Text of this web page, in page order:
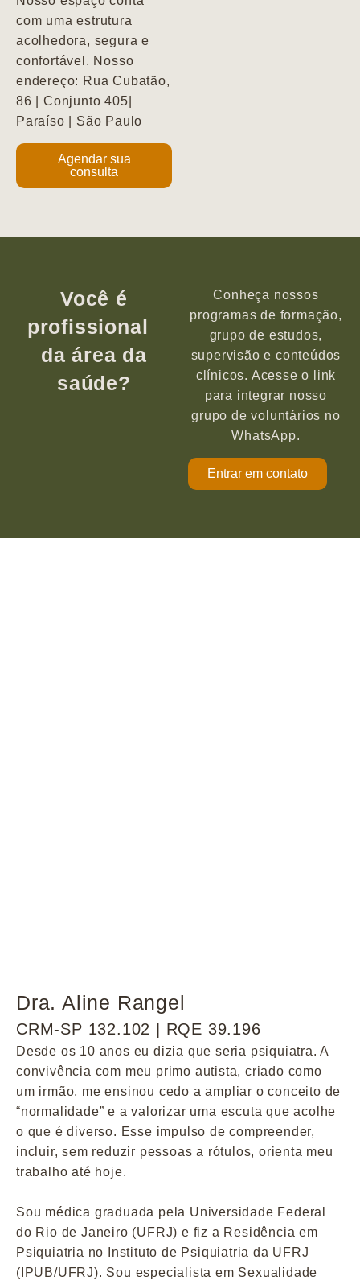
com uma estrutura
acolhedora, segura e
confortável. Nosso
endereço: Rua Cubatão,
86 | Conjunto 405|
Paraíso | São Paulo
Agendar sua
consulta
Você é
profissional
da área da
saúde?
Conheça nossos
programas de formação,
grupo de estudos,
supervisão e conteúdos
clínicos. Acesse o link
para integrar nosso
grupo de voluntários no
WhatsApp.
Entrar em contato
Dra. Aline Rangel
CRM-SP 132.102 | RQE 39.196
Desde os 10 anos eu dizia que seria psiquiatra. A
convivência com meu primo autista, criado como
um irmão, me ensinou cedo a ampliar o conceito de
“normalidade” e a valorizar uma escuta que acolhe
o que é diverso. Esse impulso de compreender,
incluir, sem reduzir pessoas a rótulos, orienta meu
trabalho até hoje.
Sou médica graduada pela Universidade Federal
do Rio de Janeiro (UFRJ) e fiz a Residência em
Psiquiatria no Instituto de Psiquiatria da UFRJ
(IPUB/UFRJ). Sou especialista em Sexualidade